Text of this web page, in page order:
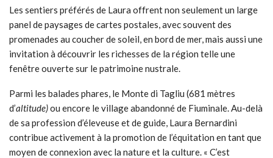
Les sentiers préférés de Laura offrent non seulement un large
panel de paysages de cartes postales, avec souvent des
promenades au coucher de soleil, en bord de mer, mais aussi une
invitation à découvrir les richesses de la région telle une
fenêtre ouverte sur le patrimoine nustrale.
Parmi les balades phares, le Monte di Tagliu (681 mètres
d’altitude)ou encore le village abandonné de Fiuminale. Au-delà
de sa profession d’éleveuse et de guide, Laura Bernardini
contribue activement à la promotion de l’équitation en tant que
moyen de connexion avec la nature et la culture. « C’est